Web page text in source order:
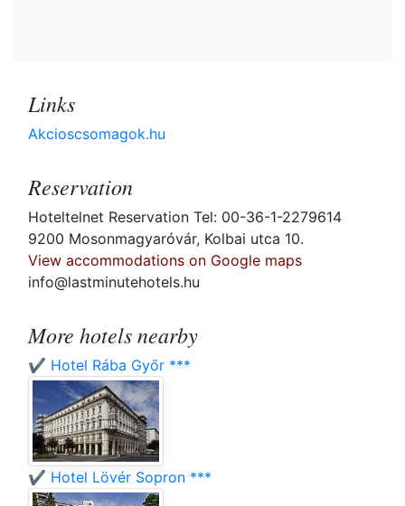
Links
Akcioscsomagok.hu
Reservation
Hoteltelnet Reservation Tel: 00-36-1-2279614
9200 Mosonmagyaróvár, Kolbai utca 10.
View accommodations on Google maps
info@lastminutehotels.hu
More hotels nearby
✔️ Hotel Rába Győr ***
✔️ Hotel Lövér Sopron ***